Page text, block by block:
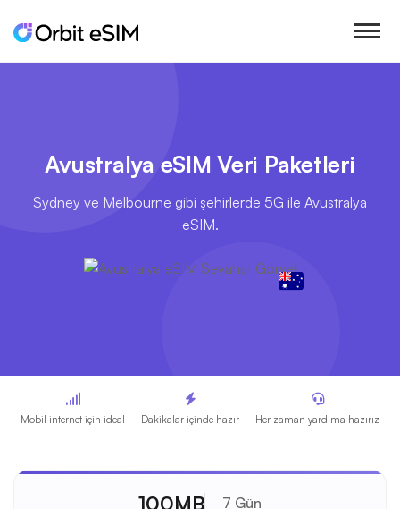
Avustralya eSIM Veri Paketleri
Sydney ve Melbourne gibi şehirlerde 5G ile Avustralya
eSIM.
Mobil internet için ideal Dakikalar içinde hazır Her zaman yardıma hazırız
100MB 7 Gün